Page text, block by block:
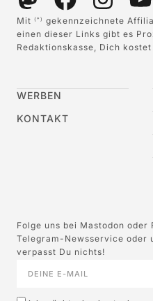
Mit (*)
gekennzeichnete
einen dieser Links gibt es
Redaktionskasse, Dich
WERBEN
KONTAKT
Folge uns bei Mastodon
Telegram-Newsservice oder
verpasst Du nichts!